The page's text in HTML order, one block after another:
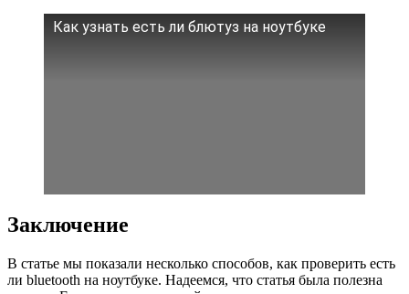
Как узнать есть ли блютуз на ноутбуке
Заключение
В статье мы показали несколько способов, как проверить есть
ли bluetooth на ноутбуке. Надеемся, что статья была полезна